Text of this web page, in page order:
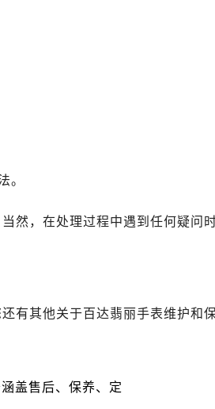
（需提前预约）
提前预约）
提前预约）
提前预约）
丽售后服务中心（需提前预约）
提前预约）
提前预约）
前预约）
提前预约）
。
然，在处理过程中遇到任何疑问
有其他关于百达翡丽手表维护和